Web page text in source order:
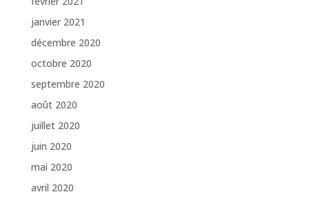
janvier 2021
décembre 2020
octobre 2020
septembre 2020
août 2020
juillet 2020
juin 2020
mai 2020
avril 2020